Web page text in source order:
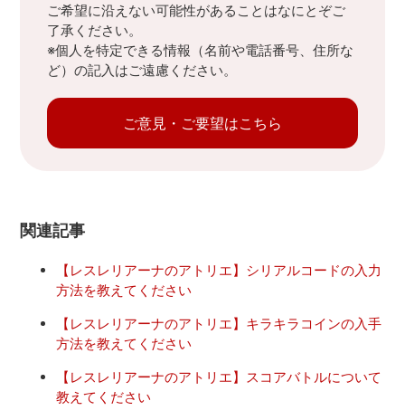
ご希望に沿えない可能性があることはなにとぞご
了承ください。
※個人を特定できる情報（名前や電話番号、住所な
ど）の記入はご遠慮ください。
ご意見・ご要望はこちら
関連記事
【レスレリアーナのアトリエ】シリアルコードの入力
方法を教えてください
【レスレリアーナのアトリエ】キラキラコインの入手
方法を教えてください
【レスレリアーナのアトリエ】スコアバトルについて
教えてください